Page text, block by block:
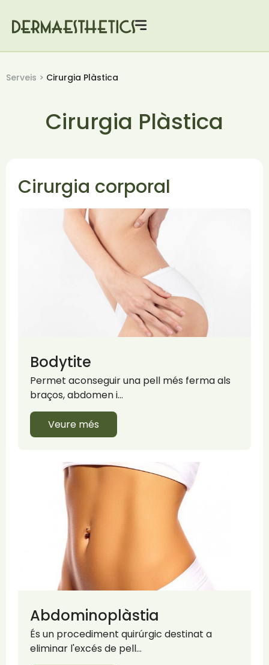
Serveis > Cirurgia Plàstica
Cirurgia Plàstica
Cirurgia corporal
Bodytite
Permet aconseguir una pell més ferma als
braços, abdomen i…
Veure més
Abdominoplàstia
És un procediment quirúrgic destinat a
eliminar l'excés de pell…